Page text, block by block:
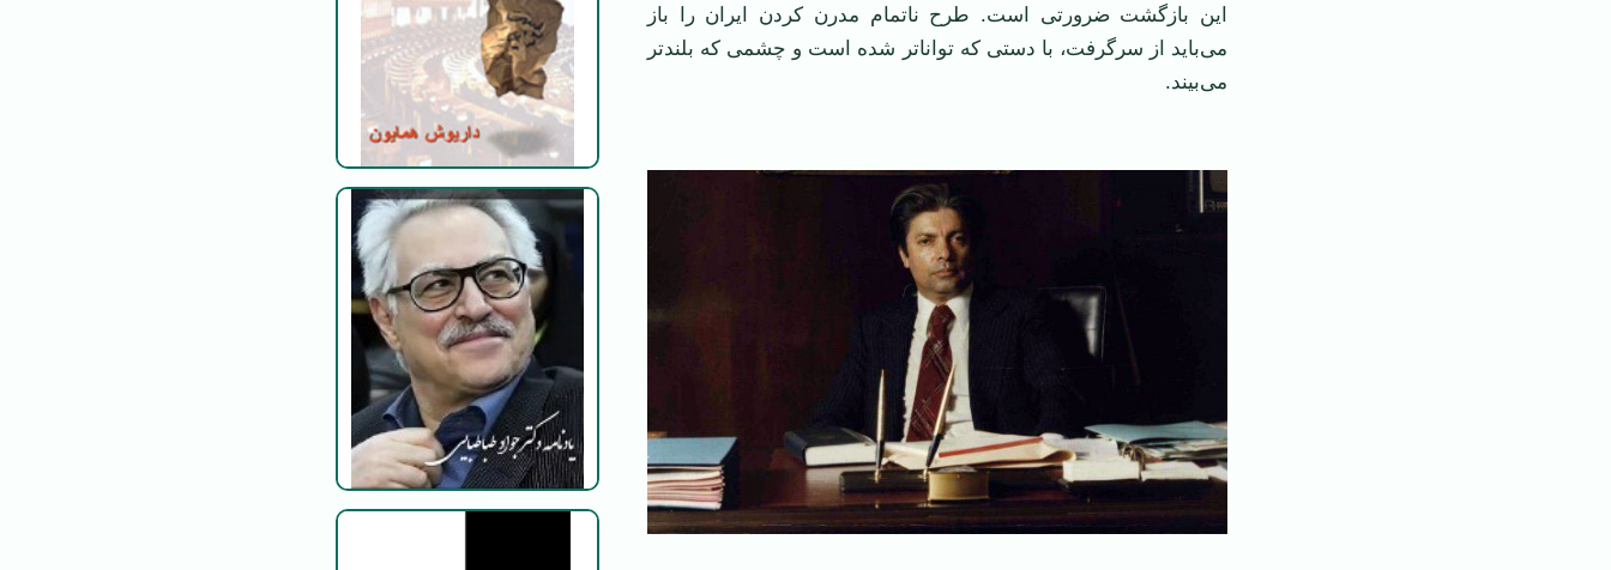
این بازگشت ضرورتی است. طرح ناتمام مدرن کردن ایران را باز
می‌باید از سرگرفت، با دستی که تواناتر شده است و چشمی که بلندتر
می‌بیند.